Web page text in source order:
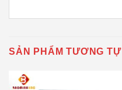
SẢN PHẨM TƯƠNG TỰ